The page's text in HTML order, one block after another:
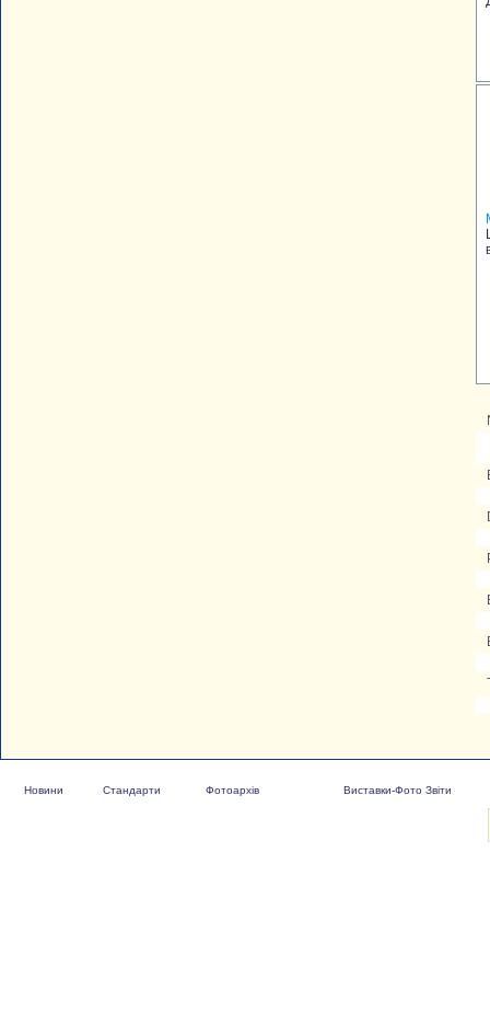
Новини Стандарти Фотоархів Виставки-Фото Звіти